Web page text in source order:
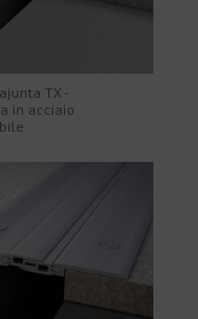
TX -
in acciaio